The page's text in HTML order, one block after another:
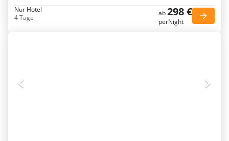
Nur Hotel
4 Tage
ab298 €
perNight